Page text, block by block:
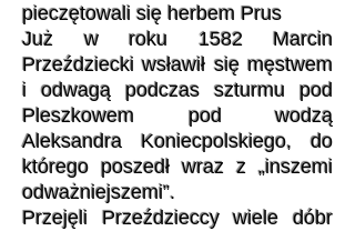
pieczętowali się herbem Prus
Już w roku 1582 Marcin
Przeździecki wsławił się męstwem
i odwagą podczas szturmu pod
Pleszkowem pod wodzą
Aleksandra Koniecpolskiego, do
którego poszedł wraz z „inszemi
odważniejszemi”.
Przejęli Przeździeccy wiele dóbr